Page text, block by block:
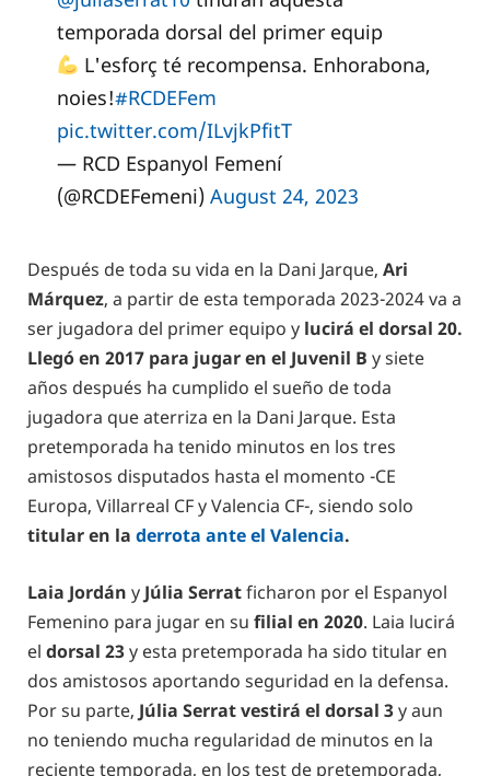
temporada dorsal del primer equip
L'esforç té recompensa. Enhorabona,
noies!#RCDEFem
pic.twitter.com/ILvjkPfitT
— RCD Espanyol Femení
(@RCDEFemeni) August 24, 2023
Después de toda su vida en la Dani Jarque, Ari
Márquez, a partir de esta temporada 2023-2024 va a
ser jugadora del primer equipo y lucirá el dorsal 20.
Llegó en 2017 para jugar en el Juvenil B y siete
años después ha cumplido el sueño de toda
jugadora que aterriza en la Dani Jarque. Esta
pretemporada ha tenido minutos en los tres
amistosos disputados hasta el momento -CE
Europa, Villarreal CF y Valencia CF-, siendo solo
titular en la derrota ante el Valencia.
Laia Jordán y Júlia Serratficharon por el Espanyol
Femenino para jugar en su filial en 2020. Laia lucirá
el dorsal 23y esta pretemporada ha sido titular en
dos amistosos aportando seguridad en la defensa.
Por su parte, Júlia Serrat vestirá el dorsal 3y aun
no teniendo mucha regularidad de minutos en la
reciente temporada, en los test de pretemporada,